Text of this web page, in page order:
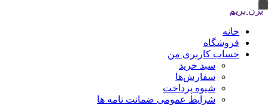
بزن بریم
خانه
فروشگاه
حساب کاربری من
سبد خرید
سفارش‌ها
شیوه پرداخت
شرایط عمومی ضمانت نامه ها